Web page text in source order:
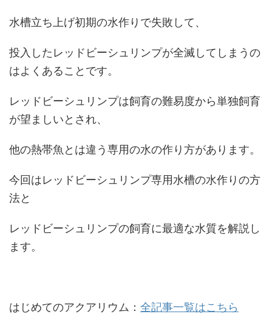
水槽立ち上げ初期の水作りで失敗して、
投入したレッドビーシュリンプが全滅してしまうの
はよくあることです。
レッドビーシュリンプは飼育の難易度から単独飼育
が望ましいとされ、
他の熱帯魚とは違う専用の水の作り方があります。
今回はレッドビーシュリンプ専用水槽の水作りの方
法と
レッドビーシュリンプの飼育に最適な水質を解説し
ます。
はじめてのアクアリウム： 全記事一覧はこちら